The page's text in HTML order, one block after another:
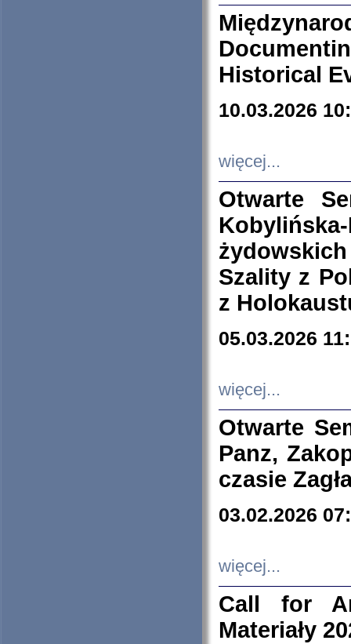
Historical
10.03.2026
więcej...
Otwarte
Szality z
z
05.03.2026
więcej...
Otwarte
Panz,
czasie
03.02.2026
więcej...
Call for
Materiały